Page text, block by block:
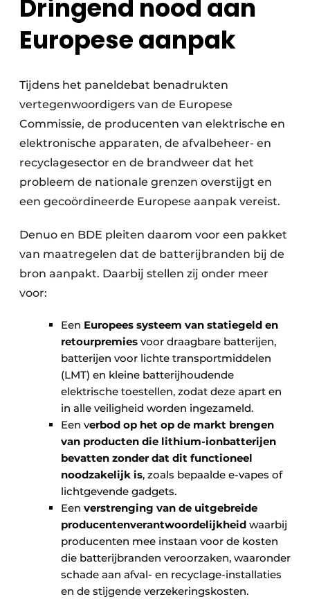
Dringend nood aan
Europese aanpak
Tijdens het paneldebat benadrukten
vertegenwoordigers van de Europese
Commissie, de producenten van elektrische en
elektronische apparaten, de afvalbeheer- en
recyclagesector en de brandweer dat het
probleem de nationale grenzen overstijgt en
een gecoördineerde Europese aanpak vereist.
Denuo en BDE pleiten daarom voor een pakket
van maatregelen dat de batterijbranden bij de
bron aanpakt. Daarbij stellen zij onder meer
voor:
Een Europees systeem van statiegeld en
retourpremies voor draagbare batterijen,
batterijen voor lichte transportmiddelen
(LMT) en kleine batterijhoudende
elektrische toestellen, zodat deze apart en
in alle veiligheid worden ingezameld.
Een verbod op het op de markt brengen
van producten die lithium-ionbatterijen
bevatten zonder dat dit functioneel
noodzakelijk is, zoals bepaalde e-vapes of
lichtgevende gadgets.
Een verstrenging van de uitgebreide
producentenverantwoordelijkheid waarbij
producenten mee instaan voor de kosten
die batterijbranden veroorzaken, waaronder
schade aan afval- en recyclage-installaties
en de stijgende verzekeringskosten.